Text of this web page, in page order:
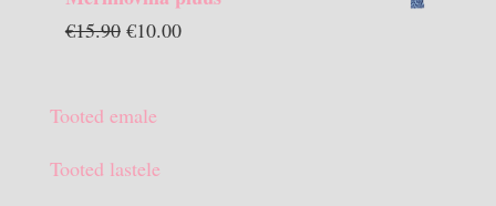
on:
€15.90 Algne
€15.90.
€10.00Praegune
Tooted emale
Tooted lastele